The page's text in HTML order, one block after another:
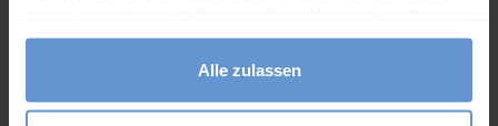
gesammelt haben.
Alle zulassen
Kragen
Ausschnitt aus